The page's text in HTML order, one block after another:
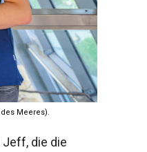
Meeres).
die die